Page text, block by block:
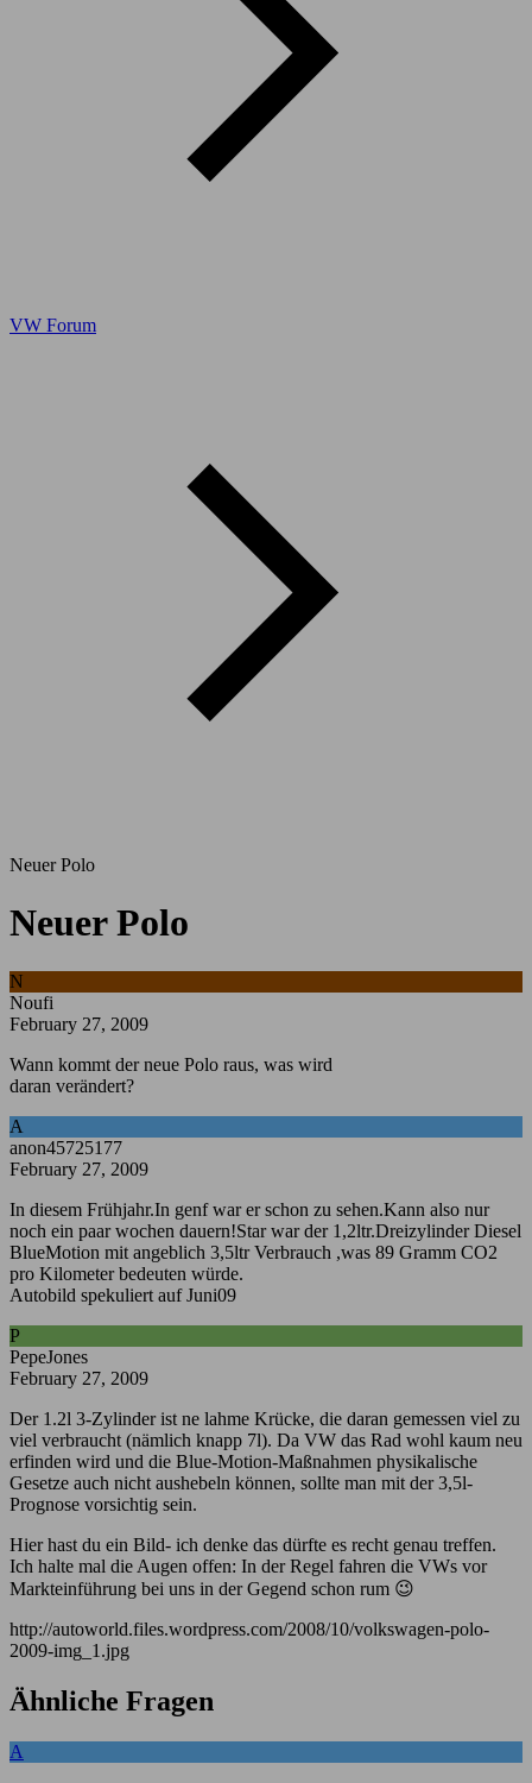
VW Forum
Neuer Polo
Neuer Polo
N
Noufi
February 27, 2009
Wann kommt der neue Polo raus, was wird
daran verändert?
A
anon45725177
February 27, 2009
In diesem Frühjahr.In genf war er schon zu sehen.Kann also nur
noch ein paar wochen dauern!Star war der 1,2ltr.Dreizylinder Diesel
BlueMotion mit angeblich 3,5ltr Verbrauch ,was 89 Gramm CO2
pro Kilometer bedeuten würde.
Autobild spekuliert auf Juni09
P
PepeJones
February 27, 2009
Der 1.2l 3-Zylinder ist ne lahme Krücke, die daran gemessen viel zu
viel verbraucht (nämlich knapp 7l). Da VW das Rad wohl kaum neu
erfinden wird und die Blue-Motion-Maßnahmen physikalische
Gesetze auch nicht aushebeln können, sollte man mit der 3,5l-
Prognose vorsichtig sein.
Hier hast du ein Bild- ich denke das dürfte es recht genau treffen.
Ich halte mal die Augen offen: In der Regel fahren die VWs vor
Markteinführung bei uns in der Gegend schon rum 😉
http://autoworld.files.wordpress.com/2008/10/volkswagen-polo-
2009-img_1.jpg
Ähnliche Fragen
A